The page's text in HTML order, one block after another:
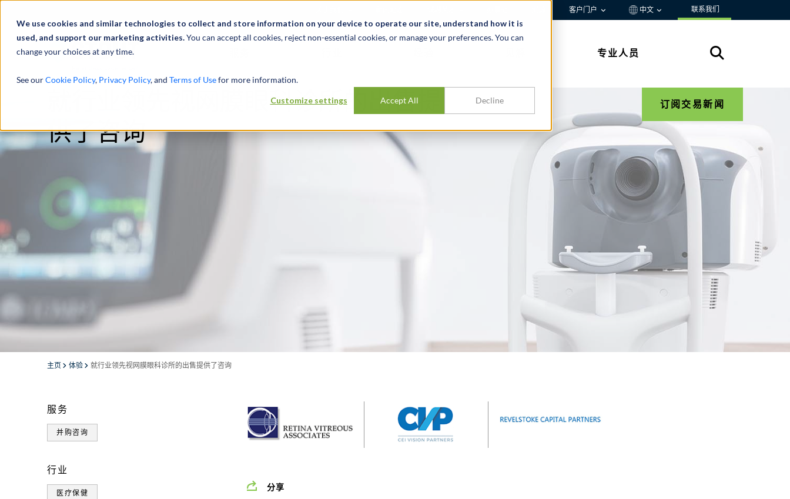
We use cookies and similar technologies to collect and store information on your device to operate our site, understand how it is
used, and support our marketing activities.You can accept all cookies, reject non-essential cookies, or manage your preferences. You can
change your choices at any time.
See ourCookie Policy, Privacy Policy, and Terms of Usefor more information.
Customize settings Accept All Decline
客户门户 中文 联系我们
专业人员
就行业领先视网膜眼科诊所的出售提
供了咨询
订阅交易新闻
主页 体验 就行业领先视网膜眼科诊所的出售提供了咨询
服务
并购咨询
行业
医疗保健
分享